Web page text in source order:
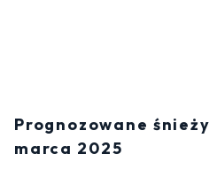
Prognozowane
marca 2025